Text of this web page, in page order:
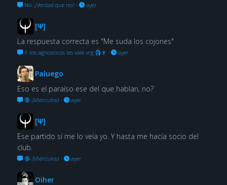
No. ¿Verdad que no?· ayer
[Ψ]
La respuesta correcta es "Me suda los cojones"
A los agnosticos les vale vrg 🗿🍷 · ayer
Paluego
Eso es el paraíso ese del que hablan, no?
🔞 ¡Miérculos! · ayer
[Ψ]
Ese partido sí me lo veía yo. Y hasta me hacía socio del
club.
🔞 ¡Miérculos! · ayer
Oiher